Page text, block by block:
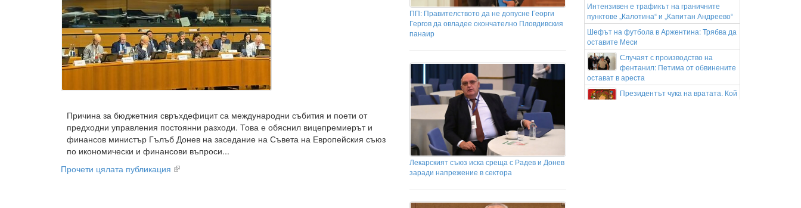
Причина за бюджетния свръхдефицит са международни събития и поети от
предходни управления постоянни разходи. Това е обяснил вицепремиерът и
финансов министър Гълъб Донев на заседание на Съвета на Европейския съюз
по икономически и финансови въпроси...
Прочети цялата публикация
ПП: Правителството да не допусне Георги
Гергов да овладее окончателно Пловдивския
панаир
Лекарският съюз иска среща с Радев и Донев
заради напрежение в сектора
Интензивен е трафикът на граничните
пунктове „Калотина“ и „Капитан Андреево“
Шефът на футбола в Аржентина: Трябва да
оставите Меси
Случаят с производство на
фентанил: Петима от обвинените
остават в ареста
Президентът чука на вратата. Кой